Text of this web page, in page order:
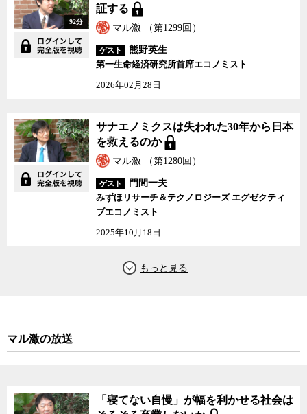
の文書の存在を知っていながら、官邸の意を汲んで虚偽の報告をし
ていることが明らかだからだ。「あるものをないことにはできな
い」と言う前川氏は、露骨に行政が歪められているのを黙視するこ
とができなかったと言う。
しかし、前川氏は自分が強大な権力に歯向かうヒーローのように
限り国民のためになる政策を実行する「面従腹背」の精神が必要だ
というのが前川氏の持論だ。後輩官僚たちには、官僚は国民から選
挙で選ばれた政治家は尊重しなければならないが、魂までは明け渡
してはならないと言いたいと語る。
元々日本は規制が多く、それが経済や社会の停滞を招いていると
過去の事例に捉われやすく、現状を維持しようとする傾向が強い。
国民から選ばれた政治家の権限を強化して、国民のためになる政策
に何を残し、何を伝えたいのか。渦中の前川氏と、ジャーナリスト
92分
証する
マル激 （第1299回）
ゲスト
熊野英生
第一生命経済研究所首席エコノミスト
2026年02月28日
サナエノミクスは失われた30年から日本
を救えるのか
マル激 （第1280回）
ゲスト
門間一夫
みずほリサーチ＆テクノロジーズ エグゼクティ
ブエコノミスト
2025年10月18日
マル激の放送
「寝てない自慢」が幅を利かせる社会は